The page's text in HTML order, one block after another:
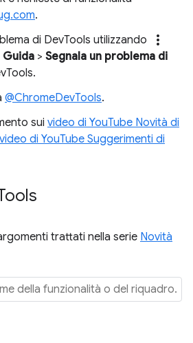
.
di DevTools utilizzando
more_vert
Guida > Segnala un problema di
@ChromeDevTools.
sui video di YouTube Novità di
video di YouTube Suggerimenti di
trattati nella serie Novità